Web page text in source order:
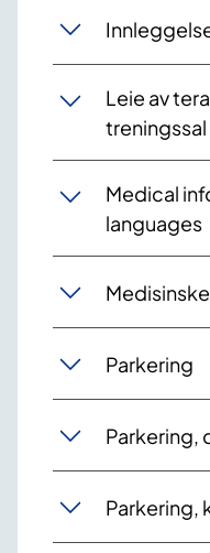
Leie av
treningssal
Medical
languages
Parkering
Parkering,
Parkering,